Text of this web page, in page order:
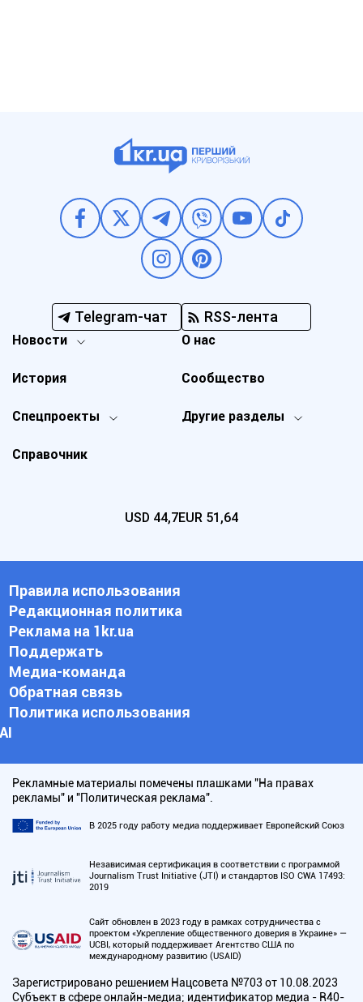
Telegram-чат RSS-лента
Новости
Спецпроекты Другие разделы
История
О нас
Справочник
Сообщество
USD 44,7EUR 51,64
Правила использования
Редакционная политика
Реклама на 1kr.ua
Поддержать
Медиа-команда
Обратная связь
Политика использования
АI
Рекламные материалы помечены плашками "На правах
рекламы" и "Политическая реклама".
В 2025 году работу медиа поддерживает Европейский Союз
Независимая сертификация в соответствии с программой
Journalism Trust Initiative (JTI) и стандартов ISO CWA 17493:
2019
Сайт обновлен в 2023 году в рамках сотрудничества с
проектом «Укрепление общественного доверия в Украине» —
UCBI, который поддерживает Агентство США по
международному развитию (USAID)
Зарегистрировано решением Нацсовета №703 от 10.08.2023
Субъект в сфере онлайн-медиа; идентификатор медиа - R40-